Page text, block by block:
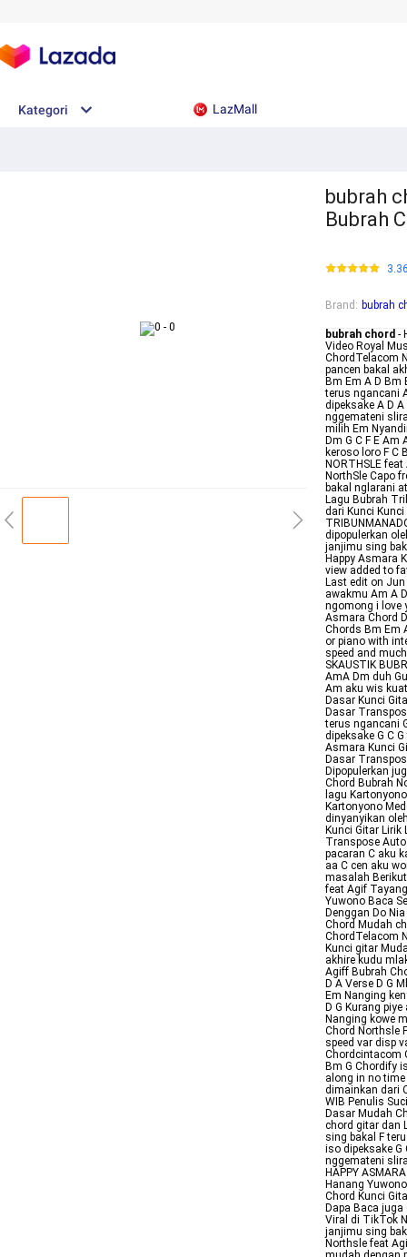
Kategori LazMall
bubrah
Bubrah
Brand : bubrah
bubrah chord -
Video Royal
ChordTelacom
pancen bakal
Bm Em A D Bm
terus ngancani
dipeksake A D
nggemateni
milih Em
Dm G C F E
keroso loro F C
NORTHSLE
NorthSle Capo
bakal nglarani
Lagu Bubrah
dari Kunci
dipopulerkan
janjimu sing
Happy Asmara
view added to
Last edit on
awakmu Am A
ngomong i love
Asmara Chord
Chords Bm Em
or piano with
speed and
SKAUSTIK
AmA Dm duh
Am aku wis
Dasar Kunci
Dasar
terus ngancani
dipeksake G C
Asmara Kunci
Dasar
Dipopulerkan
Chord Bubrah
lagu
Kartonyono
dinyanyikan
Kunci Gitar
Transpose
pacaran C aku
aa C cen aku
masalah
feat Agif
Yuwono Baca
Denggan Do
Chord Mudah
ChordTelacom
Kunci gitar
akhire kudu
Agiff Bubrah
D A Verse D G
Em Nanging
D G Kurang
Nanging kowe
Chord Northsle
speed var disp
Chordcintacom
Bm G Chordify
along in no
dimainkan dari
WIB Penulis
Dasar Mudah
chord gitar dan
sing bakal F
iso dipeksake G
nggemateni
HAPPY
Hanang
Chord Kunci
Dapa Baca
Viral di TikTok
janjimu sing
Northsle feat